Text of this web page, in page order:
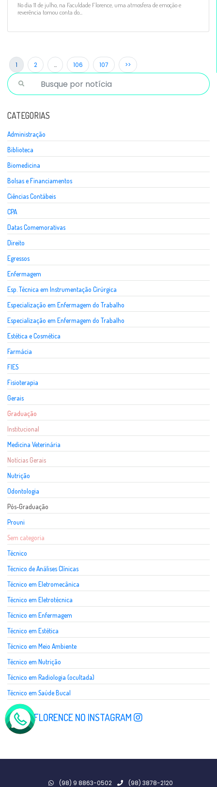
No dia 11 de julho, na Faculdade Florence, uma atmosfera de emoção e
reverência tomou conta do...
1 2 … 106 107 >>
CATEGORIAS
Administração
Biblioteca
Biomedicina
Bolsas e Financiamentos
Ciências Contábeis
CPA
Datas Comemorativas
Direito
Egressos
Enfermagem
Esp. Técnica em Instrumentação Cirúrgica
Especialização em Enfermagem do Trabalho
Especialização em Enfermagem do Trabalho
Estética e Cosmética
Farmácia
FIES
Fisioterapia
Gerais
Graduação
Institucional
Medicina Veterinária
Notícias Gerais
Nutrição
Odontologia
Pós-Graduação
Prouni
Sem categoria
Técnico
Técnico de Análises Clínicas
Técnico em Eletromecânica
Técnico em Eletrotécnica
Técnico em Enfermagem
Técnico em Estética
Técnico em Meio Ambiente
Técnico em Nutrição
Técnico em Radiologia (ocultada)
Técnico em Saúde Bucal
SIGA A FLORENCE NO INSTAGRAM
(98) 9 8863-0502 (98) 3878-2120